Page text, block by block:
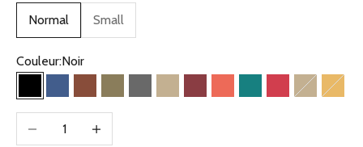
Normal
Small
Couleur:Noir
Noir Bleu Jean
CamelOliveGris Beige Kaki
Bordeaux
CorailVert Framboise
Beige kaki
Jaune
Diminuer la quantitéAugmenter la quantité